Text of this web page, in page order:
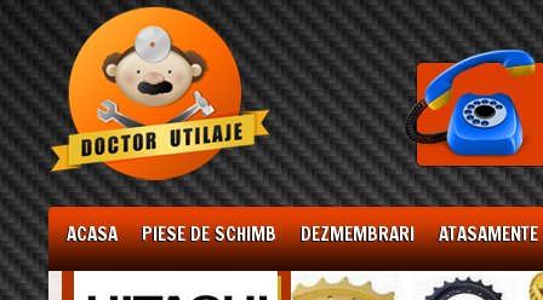
ACASA PIESE DE SCHIMB DEZMEMBRARI ATASAMENTE